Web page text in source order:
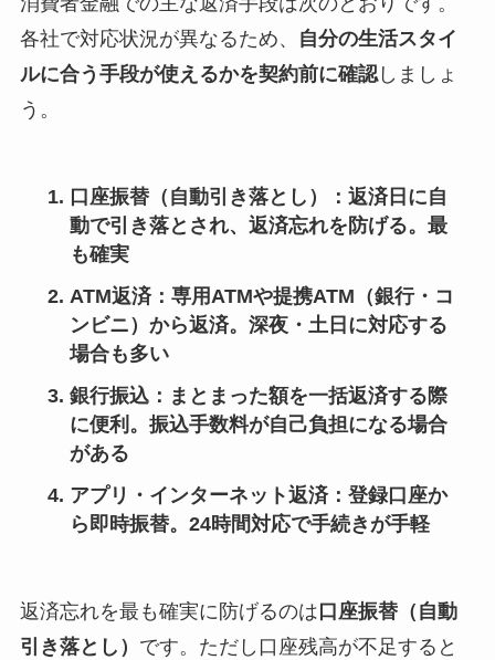
各社で対応状況が異なるため、
自分の生活スタイ
ルに合う手段が使えるかを契約前に確認しましょ
う。
口座振替（自動引き落とし）
：返済日に自
動で引き落とされ、返済忘れを防げる。最
も確実
ATM返済：専用ATMや提携ATM（銀行・コ
ンビニ）から返済。深夜・土日に対応する
場合も多い
銀行振込：まとまった額を一括返済する際
に便利。振込手数料が自己負担になる場合
がある
アプリ・インターネット返済：登録口座か
ら即時振替。24時間対応で手続きが手軽
返済忘れを最も確実に防げるのは口座振替（自動
引き落とし） です。ただし口座残高が不足すると